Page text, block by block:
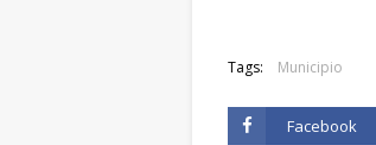
Tags: Municipio
Facebook